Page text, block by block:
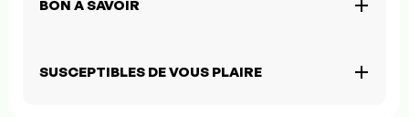
BON À SAVOIR
SUSCEPTIBLES DE VOUS PLAIRE